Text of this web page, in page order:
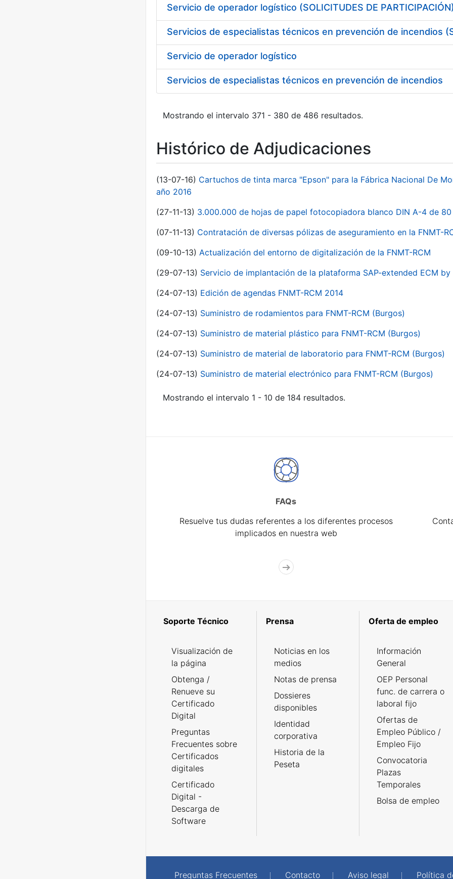
Servicio de operador logístico (SOLICITUDES DE PARTICIPACIÓN)
Servicios de especialistas técnicos en prevención de incendios
Servicio de operador logístico
Servicios de especialistas técnicos en prevención de incendios
Mostrando el intervalo 371 - 380 de 486 resultados.
Histórico de Adjudicaciones
(13-07-16) Cartuchos de tinta marca "Epson" para la Fábrica Nacional De
año 2016
(27-11-13) 3.000.000 de hojas de papel fotocopiadora blanco DIN A-4 de 80
(07-11-13) Contratación de diversas pólizas de aseguramiento en la FNMT-
(09-10-13) Actualización del entorno de digitalización de la FNMT-RCM
(29-07-13) Servicio de implantación de la plataforma SAP-extended ECM by
(24-07-13) Edición de agendas FNMT-RCM 2014
(24-07-13) Suministro de rodamientos para FNMT-RCM (Burgos)
(24-07-13) Suministro de material plástico para FNMT-RCM (Burgos)
(24-07-13) Suministro de material de laboratorio para FNMT-RCM (Burgos)
(24-07-13) Suministro de material electrónico para FNMT-RCM (Burgos)
Mostrando el intervalo 1 - 10 de 184 resultados.
FAQs
Resuelve tus dudas referentes a los diferentes procesos
implicados en nuestra web
Soporte Técnico
Visualización de
la página
Obtenga /
Renueve su
Certificado
Digital
Preguntas
Frecuentes sobre
Certificados
digitales
Certificado
Digital -
Descarga de
Software
Prensa
Noticias en los
medios
Notas de prensa
Dossieres
disponibles
Identidad
corporativa
Historia de la
Peseta
Oferta de empleo
Información
General
OEP Personal
func. de carrera o
laboral fijo
Ofertas de
Empleo Público /
Empleo Fijo
Convocatoria
Plazas
Temporales
Bolsa de empleo
Preguntas Frecuentes Contacto Aviso legal Política